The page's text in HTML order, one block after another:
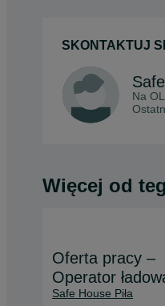
SKONTAKTUJ
Na
Więcej od
Oferta pracy –
Operator
teleskopowej/
Safe House Piła